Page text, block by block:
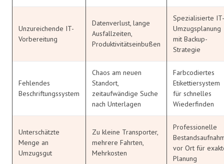
Unzureichende IT-
Vorbereitung
Datenverlust, lange
Ausfallzeiten,
Produktivitätseinbußen
Spezialisierte IT-
Umzugsplanung
mit Backup-
Strategie
Fehlendes
Beschriftungssystem
Chaos am neuen
Standort,
zeitaufwändige Suche
nach Unterlagen
Farbcodiertes
Etikettiersystem
für schnelles
Wiederfinden
Unterschätzte
Menge an
Umzugsgut
Zu kleine Transporter,
mehrere Fahrten,
Mehrkosten
Professionelle
vor Ort für
Planung